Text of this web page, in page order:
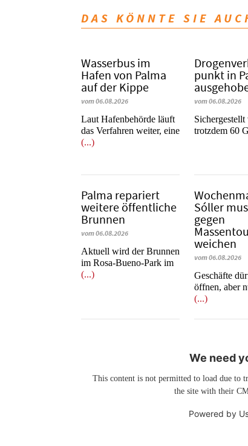
DAS KÖNNTE SIE
Wasserbus im
Hafen von Palma
auf der Kippe
vom 06.08.2026
Laut Hafenbehörde läuft
das Verfahren weiter, eine
(...)
punkt in
vom 06.08.2026
​​​​​​​Sichergestellt
trotzdem 60
Palma repariert
weitere öffentliche
Brunnen
vom 06.08.2026
Aktuell wird der Brunnen
im Rosa-Bueno-Park im
(...)
Sóller
gegen
weichen
vom 06.08.2026
Geschäfte
öffnen, aber
(...)
We need
This content is not permitted to load due to
the site with their
Powered by